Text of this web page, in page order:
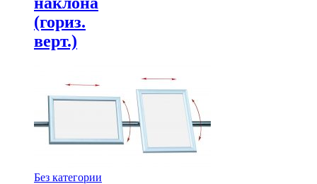
(гориз.
верт.)
Без категории